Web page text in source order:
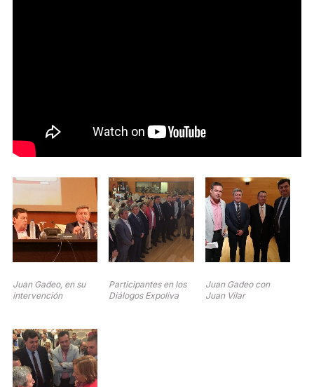
Juan Gadeo, en su
intervención
Participantes en los
Diálogos Expoliva
Juan Gadeo con
Juan Vilar